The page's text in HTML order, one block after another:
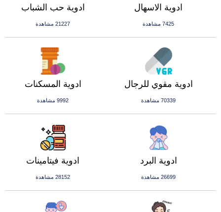
ادوية حب الشباب
21227 مشاهدة
ادوية الاسهال
7425 مشاهدة
ادوية المسكنات
9992 مشاهدة
ادوية مقوي للرجال
70339 مشاهدة
ادوية فيتامينات
28152 مشاهدة
ادوية البرد
26699 مشاهدة